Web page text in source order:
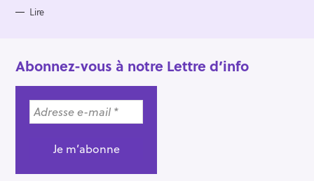
Lire
Abonnez-vous à notre Lettre d’info